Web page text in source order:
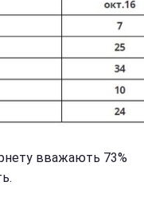
вважають 73%